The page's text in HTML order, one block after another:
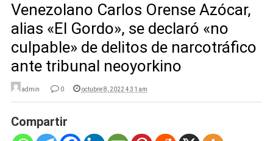
Venezolano Carlos Orense Azócar,
alias «El Gordo», se declaró «no
culpable» de delitos de narcotráfico
ante tribunal neoyorkino
admin 0 octubre 8, 2022 4:31 am
Compartir